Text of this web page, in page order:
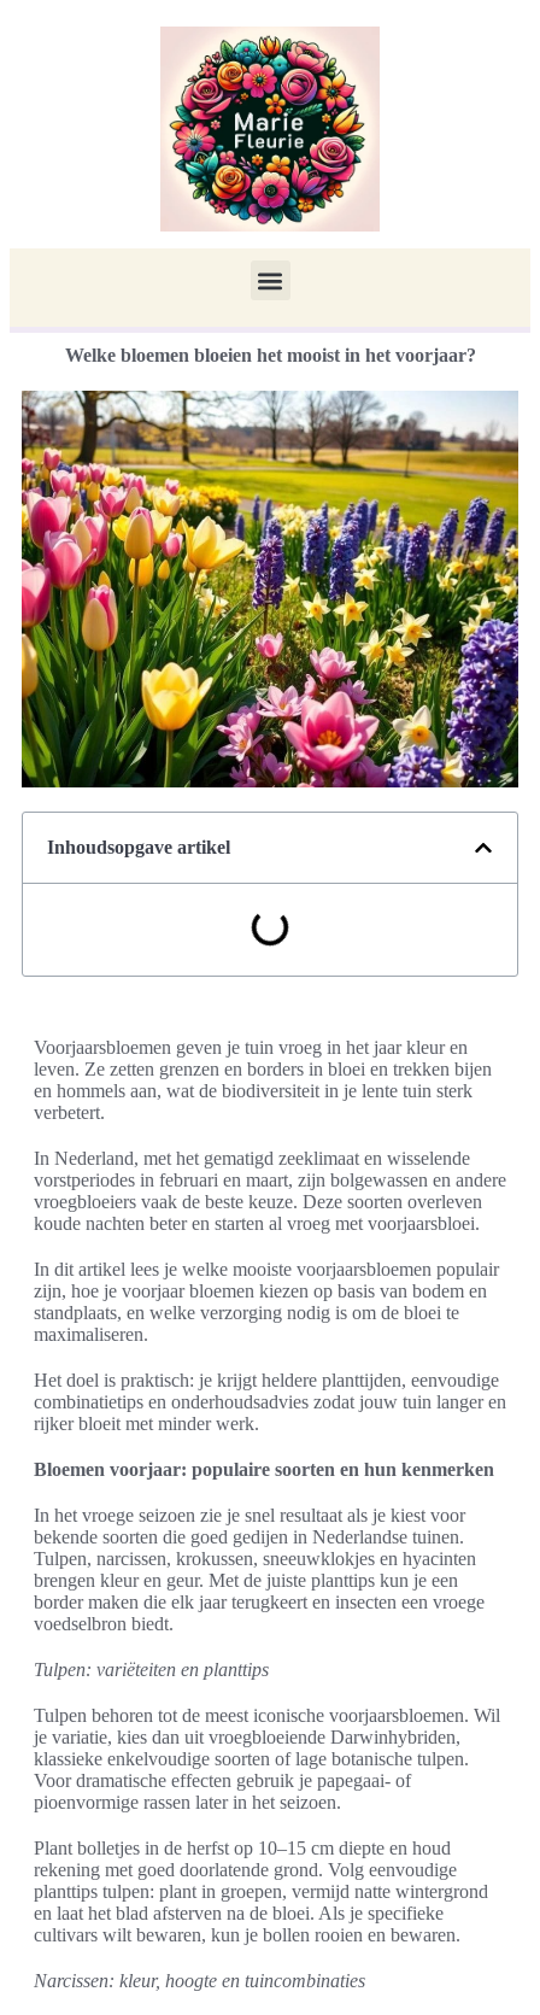
Welke bloemen bloeien het mooist in het voorjaar?
Inhoudsopgave artikel
Voorjaarsbloemen geven je tuin vroeg in het jaar kleur en
leven. Ze zetten grenzen en borders in bloei en trekken bijen
en hommels aan, wat de biodiversiteit in je lente tuin sterk
verbetert.
In Nederland, met het gematigd zeeklimaat en wisselende
vorstperiodes in februari en maart, zijn bolgewassen en andere
vroegbloeiers vaak de beste keuze. Deze soorten overleven
koude nachten beter en starten al vroeg met voorjaarsbloei.
In dit artikel lees je welke mooiste voorjaarsbloemen populair
zijn, hoe je voorjaar bloemen kiezen op basis van bodem en
standplaats, en welke verzorging nodig is om de bloei te
maximaliseren.
Het doel is praktisch: je krijgt heldere planttijden, eenvoudige
combinatietips en onderhoudsadvies zodat jouw tuin langer en
rijker bloeit met minder werk.
Bloemen voorjaar: populaire soorten en hun kenmerken
In het vroege seizoen zie je snel resultaat als je kiest voor
bekende soorten die goed gedijen in Nederlandse tuinen.
Tulpen, narcissen, krokussen, sneeuwklokjes en hyacinten
brengen kleur en geur. Met de juiste planttips kun je een
border maken die elk jaar terugkeert en insecten een vroege
voedselbron biedt.
Tulpen: variëteiten en planttips
Tulpen behoren tot de meest iconische voorjaarsbloemen. Wil
je variatie, kies dan uit vroegbloeiende Darwinhybriden,
klassieke enkelvoudige soorten of lage botanische tulpen.
Voor dramatische effecten gebruik je papegaai- of
pioenvormige rassen later in het seizoen.
Plant bolletjes in de herfst op 10–15 cm diepte en houd
rekening met goed doorlatende grond. Volg eenvoudige
planttips tulpen: plant in groepen, vermijd natte wintergrond
en laat het blad afsterven na de bloei. Als je specifieke
cultivars wilt bewaren, kun je bollen rooien en bewaren.
Narcissen: kleur, hoogte en tuincombinaties